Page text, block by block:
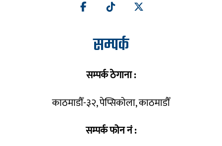
सम्पर्क
सम्पर्क ठेगाना :
काठमाडौँ-३२, पेप्सिकोला, काठमाडौँ
सम्पर्क फोन नं :